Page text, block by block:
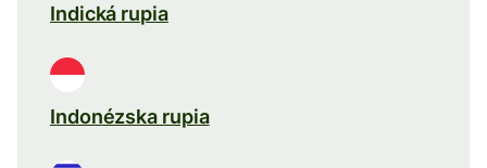
Indická rupia
Indonézska rupia